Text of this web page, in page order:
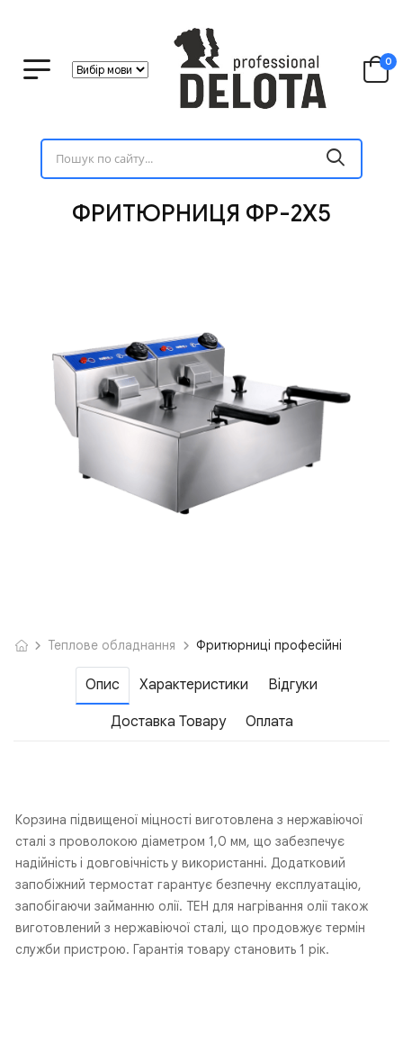
0
ФРИТЮРНИЦЯ ФР-2Х5
Теплове обладнання Фритюрниці професійні
Опис Характеристики Відгуки
Доставка Товару Оплата
Корзина підвищеної міцності виготовлена з нержавіючої
сталі з проволокою діаметром 1,0 мм, що забезпечує
надійність і довговічність у використанні. Додатковий
запобіжний термостат гарантує безпечну експлуатацію,
запобігаючи займанню олії. ТЕН для нагрівання олії також
виготовлений з нержавіючої сталі, що продовжує термін
служби пристрою. Гарантія товару становить 1 рік.